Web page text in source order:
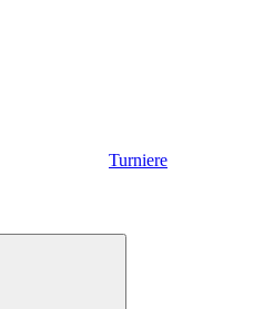
Turniere